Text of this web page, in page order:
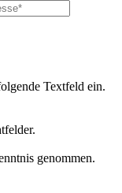
Textfeld ein.
genommen.